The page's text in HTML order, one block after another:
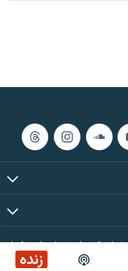
زنده
کپی‌رایت، برای رادیو فردا